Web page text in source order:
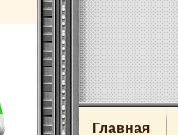
Главная